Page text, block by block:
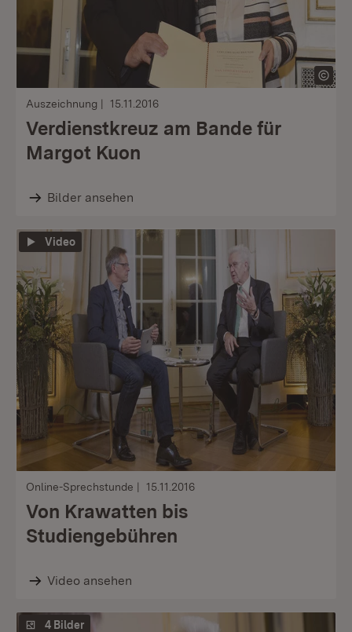
Auszeichnung 15.11.2016
Verdienstkreuz am Bande für
Margot Kuon
Bilder ansehen
Video
Online-Sprechstunde 15.11.2016
Von Krawatten bis
Studiengebühren
Video ansehen
4 Bilder